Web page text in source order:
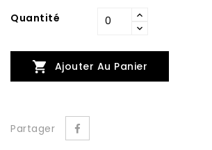
Quantité
 Ajouter Au Panier
Partager